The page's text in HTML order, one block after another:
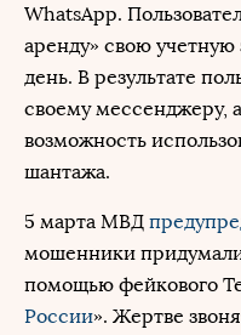
WhatsApp.
аренду» свою учетную
день. В результате
своему мессенджеру,
возможность
шантажа.
5 марта МВД
мошенники
помощью фейкового
России». Жертве